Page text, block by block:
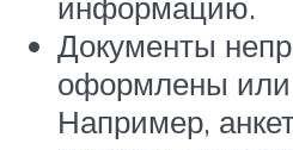
Документы
оформлены или
Например,